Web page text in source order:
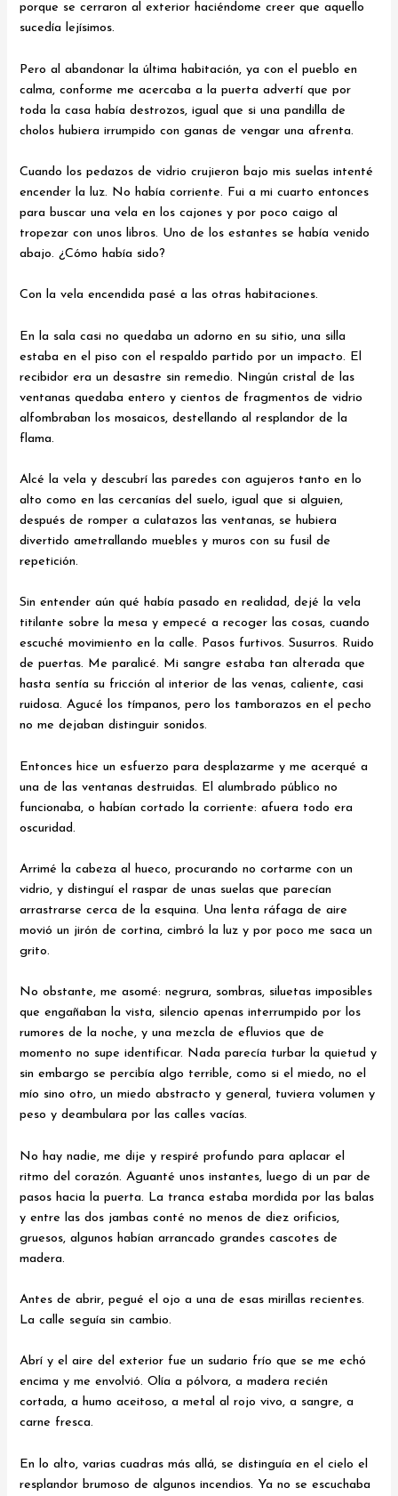
porque se cerraron al exterior haciéndome creer que aquello
sucedía lejísimos.
Pero al abandonar la última habitación, ya con el pueblo en
calma, conforme me acercaba a la puerta advertí que por
toda la casa había destrozos, igual que si una pandilla de
cholos hubiera irrumpido con ganas de vengar una afrenta.
Cuando los pedazos de vidrio crujieron bajo mis suelas intenté
encender la luz. No había corriente. Fui a mi cuarto entonces
para buscar una vela en los cajones y por poco caigo al
tropezar con unos libros. Uno de los estantes se había venido
abajo. ¿Cómo había sido?
Con la vela encendida pasé a las otras habitaciones.
En la sala casi no quedaba un adorno en su sitio, una silla
estaba en el piso con el respaldo partido por un impacto. El
recibidor era un desastre sin remedio. Ningún cristal de las
ventanas quedaba entero y cientos de fragmentos de vidrio
alfombraban los mosaicos, destellando al resplandor de la
flama.
Alcé la vela y descubrí las paredes con agujeros tanto en lo
alto como en las cercanías del suelo, igual que si alguien,
después de romper a culatazos las ventanas, se hubiera
divertido ametrallando muebles y muros con su fusil de
repetición.
Sin entender aún qué había pasado en realidad, dejé la vela
titilante sobre la mesa y empecé a recoger las cosas, cuando
escuché movimiento en la calle. Pasos furtivos. Susurros. Ruido
de puertas. Me paralicé. Mi sangre estaba tan alterada que
hasta sentía su fricción al interior de las venas, caliente, casi
ruidosa. Agucé los tímpanos, pero los tamborazos en el pecho
no me dejaban distinguir sonidos.
Entonces hice un esfuerzo para desplazarme y me acerqué a
una de las ventanas destruidas. El alumbrado público no
funcionaba, o habían cortado la corriente: afuera todo era
oscuridad.
Arrimé la cabeza al hueco, procurando no cortarme con un
vidrio, y distinguí el raspar de unas suelas que parecían
arrastrarse cerca de la esquina. Una lenta ráfaga de aire
movió un jirón de cortina, cimbró la luz y por poco me saca un
grito.
No obstante, me asomé: negrura, sombras, siluetas imposibles
que engañaban la vista, silencio apenas interrumpido por los
rumores de la noche, y una mezcla de efluvios que de
momento no supe identificar. Nada parecía turbar la quietud y
sin embargo se percibía algo terrible, como si el miedo, no el
mío sino otro, un miedo abstracto y general, tuviera volumen y
peso y deambulara por las calles vacías.
No hay nadie, me dije y respiré profundo para aplacar el
ritmo del corazón. Aguanté unos instantes, luego di un par de
pasos hacia la puerta. La tranca estaba mordida por las balas
y entre las dos jambas conté no menos de diez orificios,
gruesos, algunos habían arrancado grandes cascotes de
madera.
Antes de abrir, pegué el ojo a una de esas mirillas recientes.
La calle seguía sin cambio.
Abrí y el aire del exterior fue un sudario frío que se me echó
encima y me envolvió. Olía a pólvora, a madera recién
cortada, a humo aceitoso, a metal al rojo vivo, a sangre, a
carne fresca.
En lo alto, varias cuadras más allá, se distinguía en el cielo el
resplandor brumoso de algunos incendios. Ya no se escuchaba